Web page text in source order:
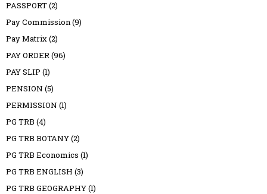
PASSPORT(2)
Pay Commission(9)
Pay Matrix(2)
PAY ORDER(96)
PAY SLIP (1)
PENSION (5)
PERMISSION (1)
PG TRB (4)
PG TRB BOTANY(2)
PG TRB Economics (1)
PG TRB ENGLISH (3)
PG TRB GEOGRAPHY(1)